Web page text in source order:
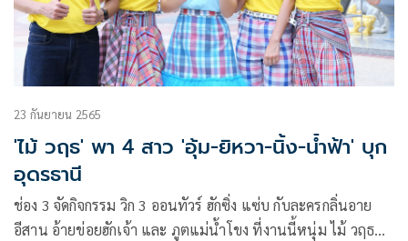
23 กันยายน 2565
'ไม้ วฤธ' พา 4 สาว 'อุ้ม-ยิหวา-นิ้ง-น้ำฟ้า' บุก
อุดรธานี
ช่อง 3 จัดกิจกรรม วิก 3 ออนทัวร์ ฮักซิ่ง แซ่บ กับละครกลิ่นอาย
อีสาน อ้ายข่อยฮักเจ้า และ ภูตแม่น้ำโขง ที่งานนี้หนุ่ม ไม้ วฤธ